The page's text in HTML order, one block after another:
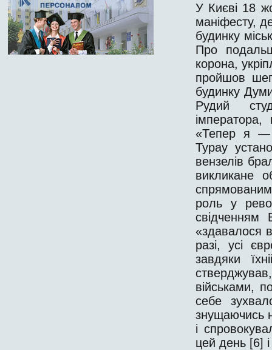
У Києві 18
маніфесту,
будинку
Про
корона,
пройшов
будинку
Рудий
«Тепер я —
Турау
вензелів
викликане
роль у
«здавалося
разі, усі
завдяки
військами,
себе
знущаючись
і
цей день [6]